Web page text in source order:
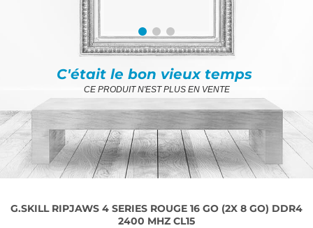
C'était le bon vieux temps
CE PRODUIT N'EST PLUS EN VENTE
G.SKILL RIPJAWS 4 SERIES ROUGE 16 GO (2X 8 GO) DDR4
2400 MHZ CL15